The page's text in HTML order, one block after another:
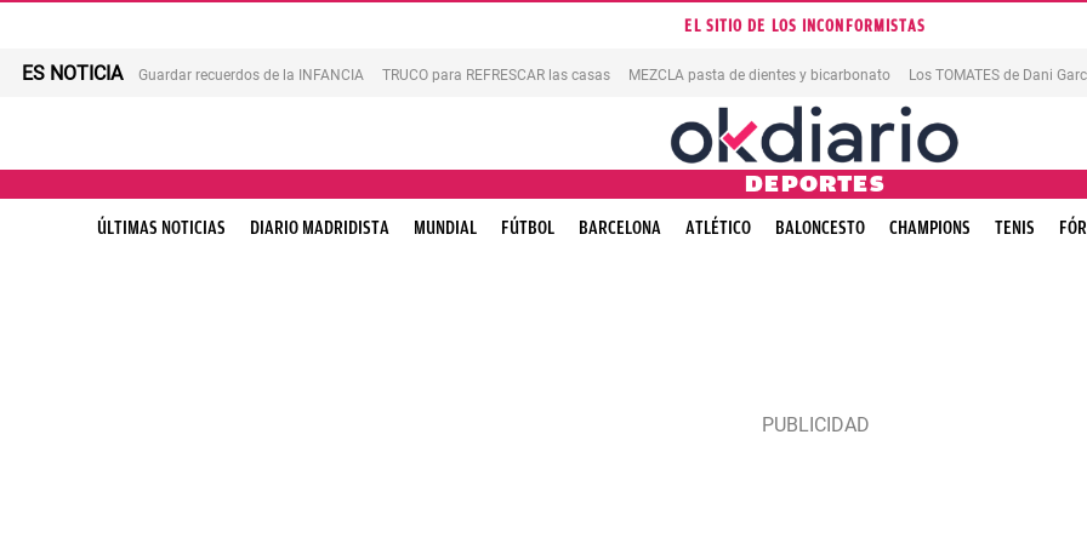
EL SITIO DE LOS INCONFORMISTAS
ES NOTICIA Guardar recuerdos de la INFANCIA TRUCO para REFRESCAR las casas MEZCLA pasta de dientes y bicarbonato Los TOMATES de Dani
DEPORTES
ÚLTIMAS NOTICIAS DIARIO MADRIDISTA MUNDIAL FÚTBOL BARCELONA ATLÉTICO BALONCESTO CHAMPIONS TENIS